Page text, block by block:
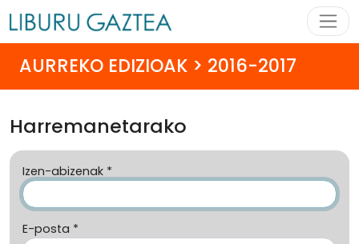
AURREKO EDIZIOAK > 2016-2017
Harremanetarako
Izen-abizenak *
E-posta *